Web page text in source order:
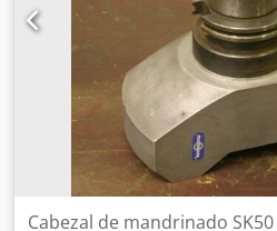
Cabezal de mandrinado SK50